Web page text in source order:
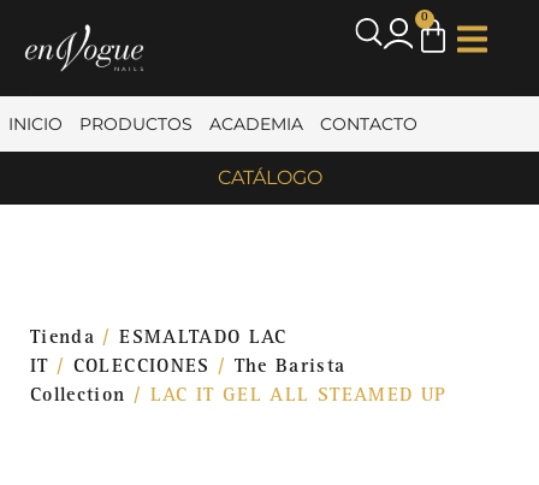
0
INICIO PRODUCTOS ACADEMIA CONTACTO
CATÁLOGO
Tienda /ESMALTADO LAC
IT / COLECCIONES / The Barista
Collection / LAC IT GEL ALL STEAMED UP